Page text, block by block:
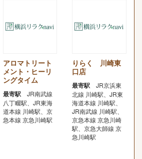
アロマトリート
メント・ヒーリ
ングタイム
最寄駅
JR南武線
八丁畷駅、JR東海
道本線 川崎駅、京
急本線 京急川崎駅
りらく 川崎東
口店
最寄駅
JR京浜東
北線 川崎駅、JR東
海道本線 川崎駅、
JR南武線 川崎駅、
京急本線 京急川崎
駅、京急大師線 京
急川崎駅